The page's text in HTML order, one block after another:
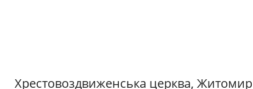
Хрестовоздвиженська церква, Житомир